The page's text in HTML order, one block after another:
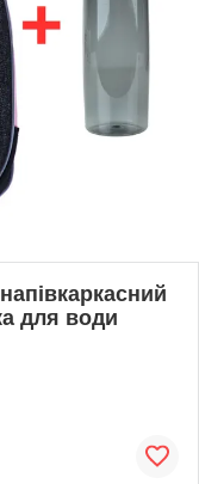
для води